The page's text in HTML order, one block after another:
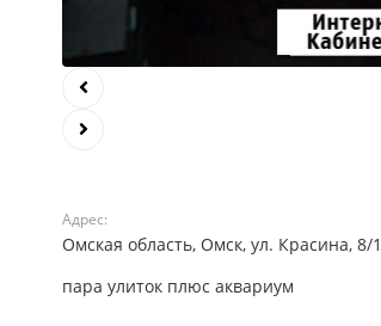
Адрес:
Омская область, Омск, ул. Красина, 8/
пара улиток плюс аквариум